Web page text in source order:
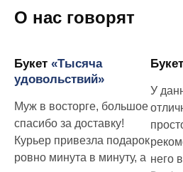
О нас говорят
Букет «Тысяча
удовольствий»
Муж в восторге, большое
спасибо за доставку!
Курьер привезла подарок
ровно минута в минуту, а
Букет
У
него